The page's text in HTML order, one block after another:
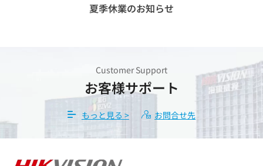
夏季休業のお知らせ
Customer Support
お客様サポート
もっと見る > お問合せ先